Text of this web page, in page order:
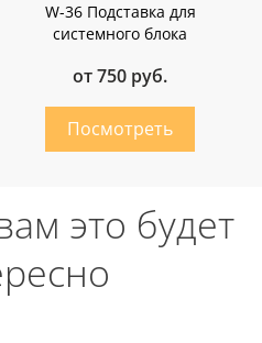
W-36 Подставка для
системного блока
от 750 руб.
это будет